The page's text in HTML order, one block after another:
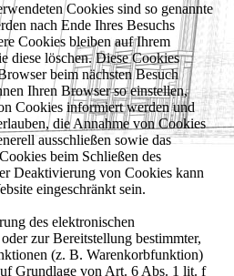
Cookies sind so genannte
nach Ende Ihres Besuchs
Cookies bleiben auf Ihrem
diese löschen. Diese Cookies
beim nächsten Besuch
Ihren Browser so einstellen,
Cookies informiert werden und
die Annahme von Cookies
ausschließen sowie das
beim Schließen des
Deaktivierung von Cookies kann
eingeschränkt sein.
des elektronischen
zur Bereitstellung bestimmter,
(z. B. Warenkorbfunktion)
Grundlage von Art. 6 Abs. 1 lit. f